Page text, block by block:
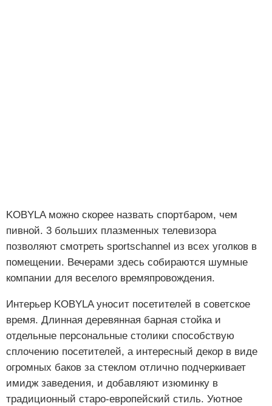
KOBYLA можно скорее назвать спортбаром, чем
пивной. 3 больших плазменных телевизора
позволяют смотреть sportschannel из всех уголков в
помещении. Вечерами здесь собираются шумные
компании для веселого времяпровождения.
Интерьер KOBYLA уносит посетителей в советское
время. Длинная деревянная барная стойка и
отдельные персональные столики способствую
сплочению посетителей, а интересный декор в виде
огромных баков за стеклом отлично подчеркивает
имидж заведения, и добавляют изюминку в
традиционный старо-европейский стиль. Уютное